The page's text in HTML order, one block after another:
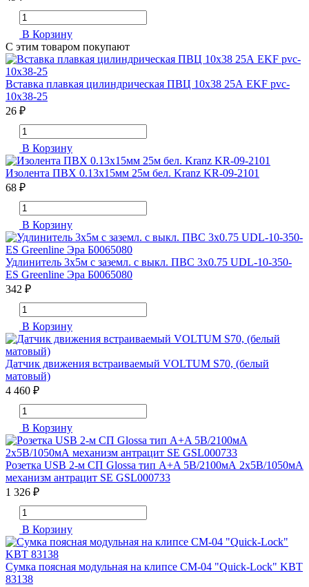
В Корзину
С этим товаром покупают
Вставка плавкая цилиндрическая ПВЦ 10х38 25А EKF pvc-
10x38-25
26 ₽
В Корзину
Изолента ПВХ 0.13х15мм 25м бел. Kranz KR-09-2101
68 ₽
В Корзину
Удлинитель 3х5м с заземл. с выкл. ПВС 3х0.75 UDL-10-350-
ES Greenline Эра Б0065080
342 ₽
В Корзину
Датчик движения встраиваемый VOLTUM S70, (белый
матовый)
4 460 ₽
В Корзину
Розетка USB 2-м СП Glossa тип A+A 5В/2100мА 2х5В/1050мА
механизм антрацит SE GSL000733
1 326 ₽
В Корзину
Сумка поясная модульная на клипсе СМ-04 "Quick-Lock" KBT
83138